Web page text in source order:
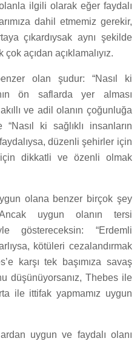
ilgili olarak eğer faydalı
dahil etmemiz gerekir,
çıkardıysak aynı şekilde
açıdan açıklamalıyız.
olan şudur: “Nasıl ki
ön saflarda yer alması
ve adil olanın çoğunluğa
“Nasıl ki sağlıklı insanların
düzenli şehirler için
için dikkatli ve özenli olmak
olana benzer birçok şey
uygun olanın tersi
göstereceksin: “Erdemli
kötüleri cezalandırmak
karşı tek başımıza savaş
düşünüyorsanız, Thebes ile
ile ittifak yapmamız uygun
uygun ve faydalı olanı